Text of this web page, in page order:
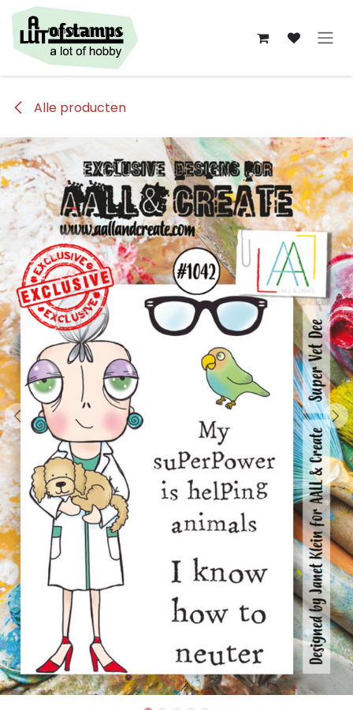
Overslaan naar inhoud
Alle producten